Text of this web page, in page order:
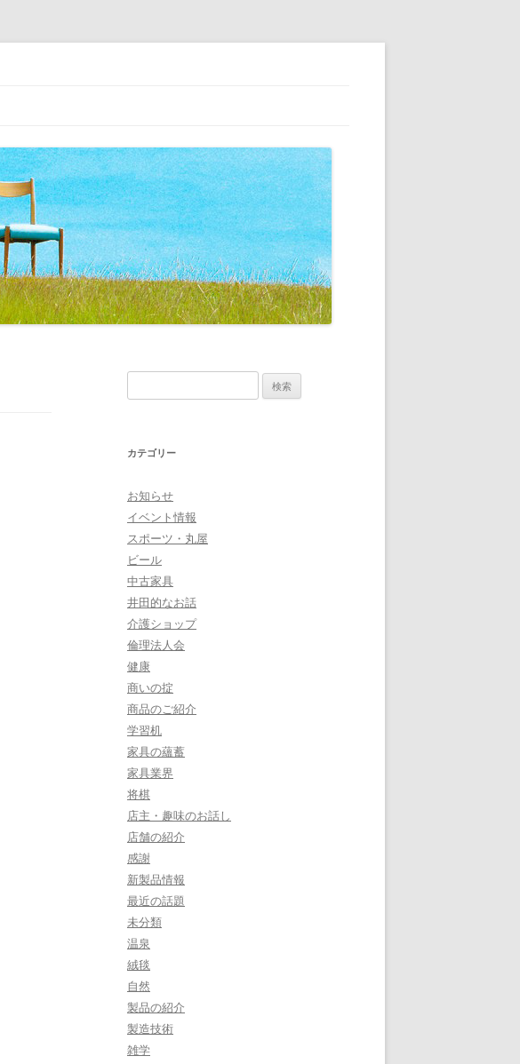
索
カテゴリー
お知らせ
イベント情報
スポーツ・丸屋
ビール
中古家具
井田的なお話
介護ショップ
倫理法人会
健康
商いの掟
商品のご紹介
学習机
家具の蘊蓄
家具業界
将棋
店主・趣味のお話し
店舗の紹介
感謝
新製品情報
最近の話題
未分類
温泉
絨毯
自然
製品の紹介
製造技術
雑学